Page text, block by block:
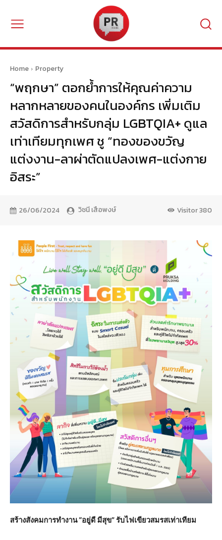
Home Property
“พฤกษา” ตอกย้ำการให้คุณค่าความ
หลากหลายของคนในองค์กร เพิ่มเติม
สวัสดิการสำหรับกลุ่ม LGBTQIA+ ดูแล
เท่าเทียมทุกเพศ ชู “ทองของขวัญ
แต่งงาน-ลาผ่าตัดแปลงเพศ-แต่งกาย
อิสระ”
26/06/2024 วิชนี เสือพงษ์ Visitor380
สร้างสังคมการทำงาน “อยู่ดี มีสุข” รับไฟเขียวสมรสเท่าเทียม